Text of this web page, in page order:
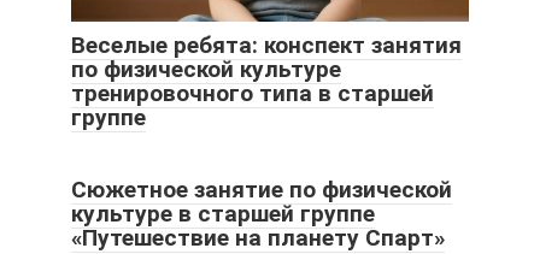
Веселые ребята: конспект занятия
по физической культуре
тренировочного типа в старшей
группе
Сюжетное занятие по физической
культуре в старшей группе
«Путешествие на планету Спарт»